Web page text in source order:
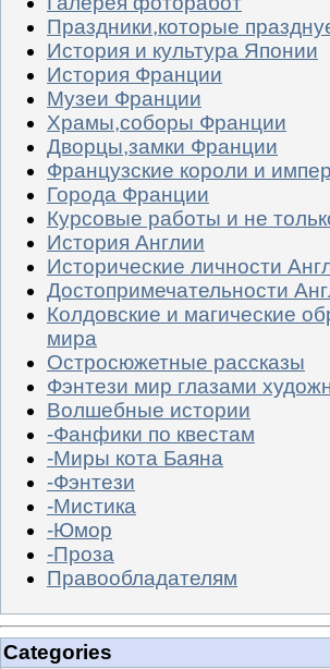
Праздники,которые
История и культура Японии
История Франции
Музеи Франции
Храмы,соборы Франции
Дворцы,замки Франции
Французские короли и
Города Франции
Курсовые работы и не
История Англии
Исторические личности
Достопримечательности
Колдовские и магические
мира
Остросюжетные рассказы
Фэнтези мир глазами
Волшебные истории
-Фанфики по квестам
-Миры кота Баяна
-Фэнтези
-Мистика
-Юмор
-Проза
Правообладателям
Categories